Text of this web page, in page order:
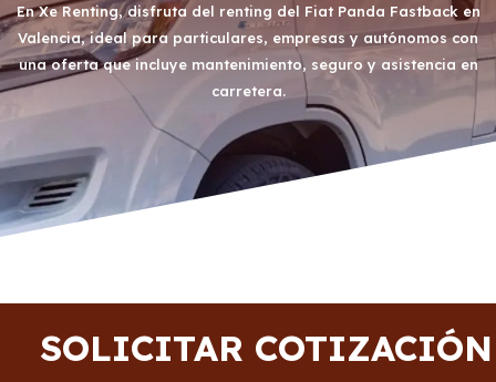
En Xe Renting, disfruta del renting del Fiat Panda Fastback en
Valencia, ideal para particulares, empresas y autónomos con
una oferta que incluye mantenimiento, seguro y asistencia en
carretera.
SOLICITAR COTIZACIÓN